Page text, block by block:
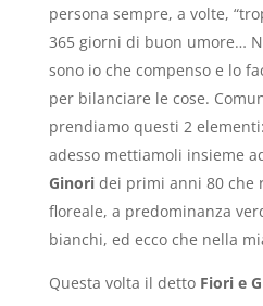
persona sempre, a volte,
365 giorni di buon umore…
sono io che compenso e lo
per bilanciare le cose.
prendiamo questi 2
adesso mettiamoli insieme
Ginoridei primi anni 80 che
floreale, a predominanza
bianchi, ed ecco che nella
Questa volta il detto Fiori e